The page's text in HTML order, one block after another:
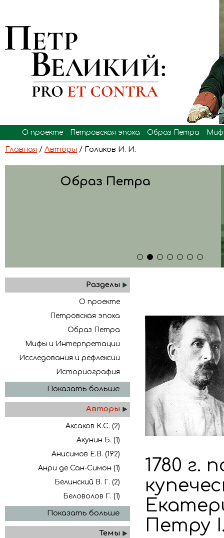
О проекте Петровская эпоха Образ Петра
Главная / Авторы / Голиков И. И.
Образ Петра
Разделы
О проекте
Петровская эпоха
Образ Петра
Мифы и Интерпретации
Исследования и рефлексии
Историография
Показать больше
Авторы
Аксаков К.С. (2)
Акунин Б. (1)
Анисимов Е.В. (192)
Анри де Сан-Симон (1)
Белинский В. Г. (2)
Беловолов Г. (1)
Показать больше
Темы
1780 г.
Петру